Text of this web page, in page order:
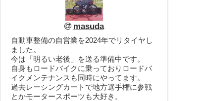
masuda
自動車整備の自営業を2024年でリタイヤし
ました。
今は「明るい老後」を送る準備中です。
自身もロードバイクに乗っておりロードバ
イクメンテナンスも同時にやってます。
過去レーシングカートで地方選手権に参戦
とかモータースポーツも大好き。